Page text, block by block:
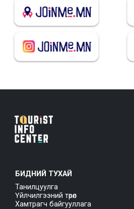
БИДНИЙ ТУХАЙ
Танилцуулга
Үйлчилгээний төрөл
Хамтрагч байгууллага